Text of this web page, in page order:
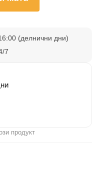
(делнични дни)
7
продукт